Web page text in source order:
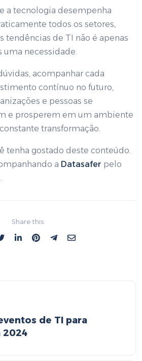
a tecnologia desempenha
todos os setores,
tendências de TI não é apenas
uma necessidade.
acompanhar cada
contínuo no futuro,
e pessoas se
e prosperem em um ambiente
transformação.
tenha gostado deste conteúdo.
a Datasafer pelo
Share this:
de TI para
2024